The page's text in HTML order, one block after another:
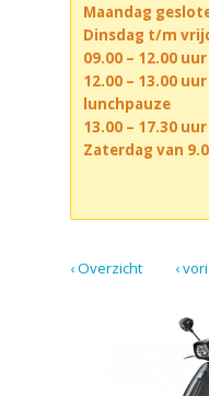
Maandag
Dinsdag t/m
09.00 – 12.00 uur
12.00 – 13.00
lunchpauze
13.00 – 17.30 uur
Zaterdag van
‹ Overzicht ‹